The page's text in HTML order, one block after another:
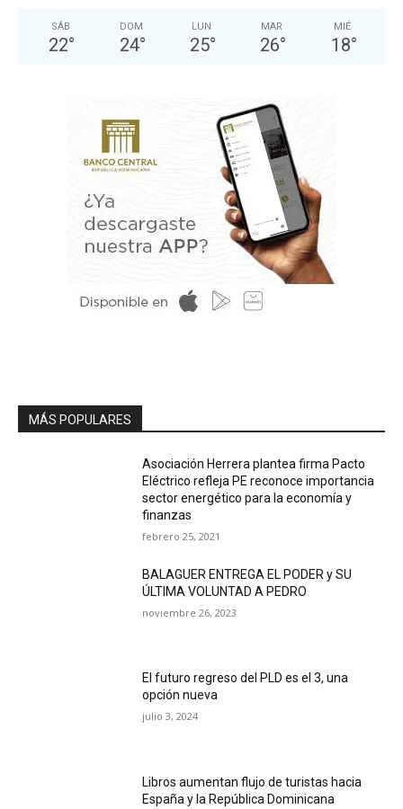
SÁB
22°
DOM
24°
LUN
25°
MAR
26°
MIÉ
18°
MÁS POPULARES
Asociación Herrera plantea firma Pacto
Eléctrico refleja PE reconoce importancia
sector energético para la economía y
finanzas
febrero 25, 2021
BALAGUER ENTREGA EL PODER y SU
ÚLTIMA VOLUNTAD A PEDRO
noviembre 26, 2023
El futuro regreso del PLD es el 3, una
opción nueva
julio 3, 2024
Libros aumentan flujo de turistas hacia
España y la República Dominicana